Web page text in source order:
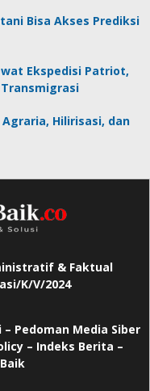
Bisa Akses Prediksi
Ekspedisi Patriot,
Transmigrasi
Hilirisasi, dan
& Faktual
K/V/2024
– Pedoman Media Siber
– Indeks Berita –